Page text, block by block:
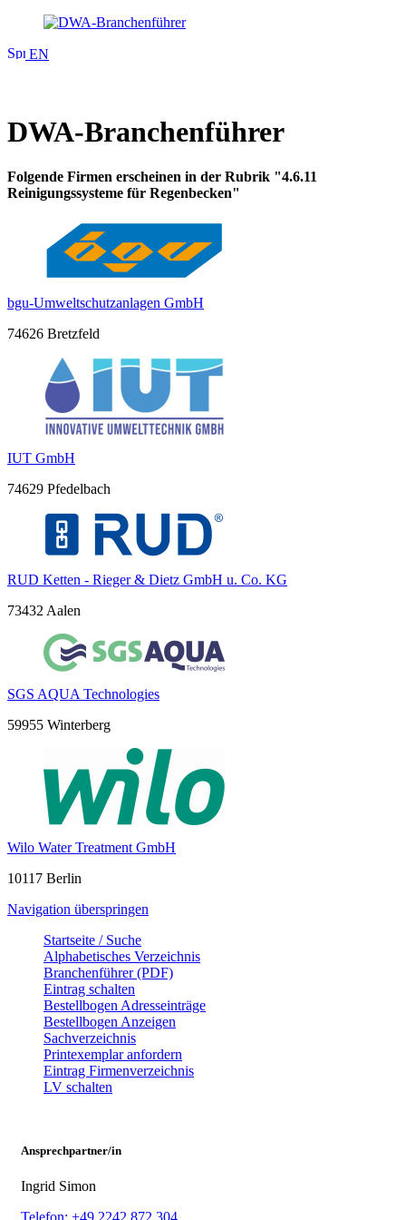
EN
DWA-Branchenführer
Folgende Firmen erscheinen in der Rubrik "4.6.11
Reinigungssysteme für Regenbecken"
bgu-Umweltschutzanlagen GmbH
74626 Bretzfeld
IUT GmbH
74629 Pfedelbach
RUD Ketten - Rieger & Dietz GmbH u. Co. KG
73432 Aalen
SGS AQUA Technologies
59955 Winterberg
Wilo Water Treatment GmbH
10117 Berlin
Navigation überspringen
Startseite / Suche
Alphabetisches Verzeichnis
Branchenführer (PDF)
Eintrag schalten
Bestellbogen Adresseinträge
Bestellbogen Anzeigen
Sachverzeichnis
Printexemplar anfordern
Eintrag Firmenverzeichnis
LV schalten
Ansprechpartner/in
Ingrid Simon
Telefon: +49 2242 872 304